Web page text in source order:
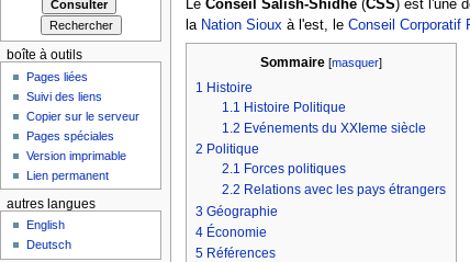
Le Conseil Salish-Shidhe(CSS) est l'une
la Nation Sioux à l'est, le Conseil Corporatif
Sommaire [masquer]
1 Histoire
1.1 Histoire Politique
1.2 Evénements du XXIeme siècle
2 Politique
2.1 Forces politiques
2.2 Relations avec les pays étrangers
3 Géographie
4 Économie
5 Références
boîte à outils
Pages liées
Suivi des liens
Copier sur le serveur
Pages spéciales
Version imprimable
Lien permanent
autres langues
English
Deutsch